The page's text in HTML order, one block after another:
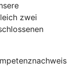
zwei